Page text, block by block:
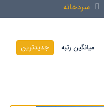
سردخانه
میانگین رتبه
جدیدترین